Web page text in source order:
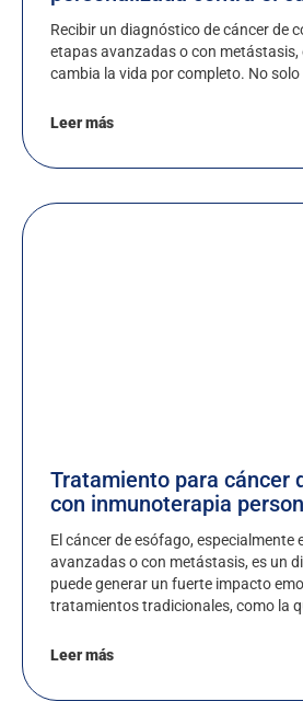
Recibir un diagnóstico de cáncer de
etapas avanzadas o con metástasis,
cambia la vida por completo. No
Leer más
Tratamiento para cáncer
con inmunoterapia
El cáncer de esófago, especialmente
avanzadas o con metástasis, es un
puede generar un fuerte impacto
tratamientos tradicionales, como la
Leer más